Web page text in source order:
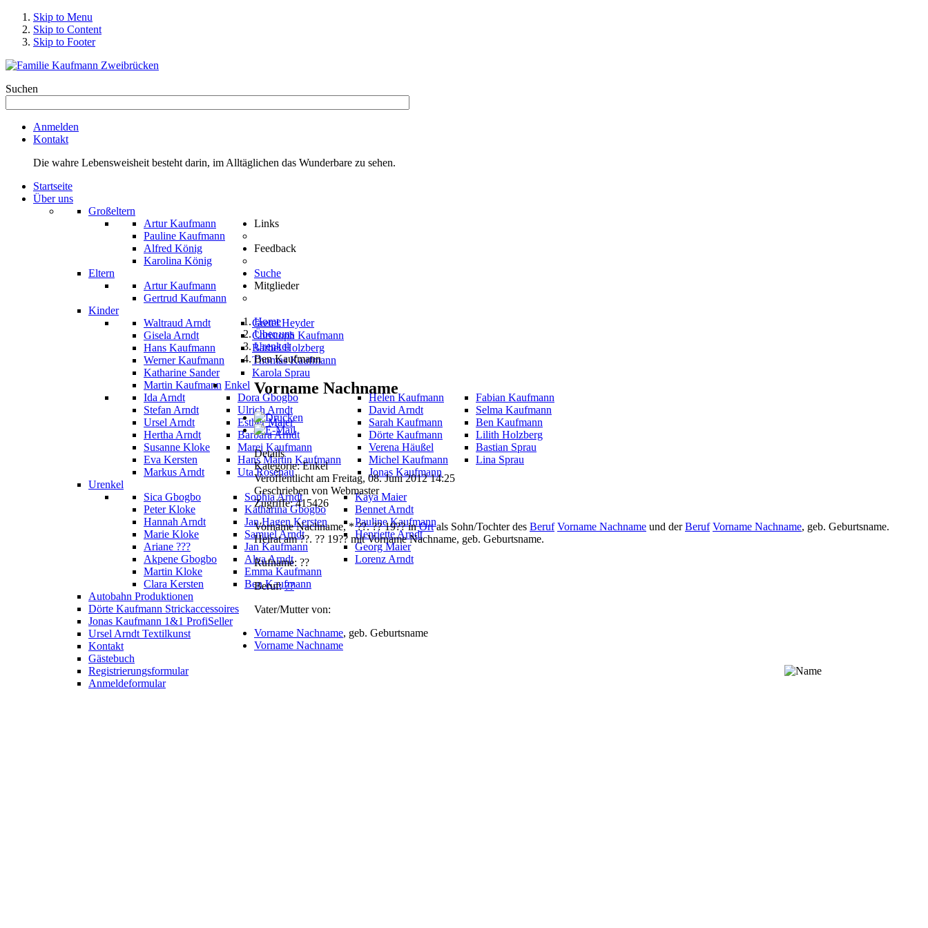
Skip to Menu
Skip to Content
Skip to Footer
Suchen
Anmelden
Kontakt
Die wahre Lebensweisheit besteht darin, im Alltäglichen das Wunderbare zu sehen.
Startseite
Über uns
Großeltern
Artur Kaufmann
Pauline Kaufmann
Alfred König
Karolina König
Eltern
Artur Kaufmann
Gertrud Kaufmann
Kinder
Waltraud Arndt
Gisela Arndt
Hans Kaufmann
Werner Kaufmann
Katharine Sander
Martin Kaufmann
Gretel Heyder
Christoph Kaufmann
Bärbel Holzberg
Thomas Kaufmann
Karola Sprau
Enkel
Ida Arndt
Stefan Arndt
Ursel Arndt
Hertha Arndt
Susanne Kloke
Eva Kersten
Markus Arndt
Dora Gbogbo
Ulrich Arndt
Esther Maier
Barbara Arndt
Marei Kaufmann
Hans Martin Kaufmann
Uta Rosenau
Helen Kaufmann
David Arndt
Sarah Kaufmann
Dörte Kaufmann
Verena Häußel
Michel Kaufmann
Jonas Kaufmann
Fabian Kaufmann
Selma Kaufmann
Ben Kaufmann
Lilith Holzberg
Bastian Sprau
Lina Sprau
Urenkel
Sica Gbogbo
Peter Kloke
Hannah Arndt
Marie Kloke
Ariane ???
Akpene Gbogbo
Martin Kloke
Clara Kersten
Sophia Arndt
Katharina Gbogbo
Jan Hagen Kersten
Samuel Arndt
Jan Kaufmann
Alva Arndt
Emma Kaufmann
Ben Kaufmann
Kaya Maier
Bennet Arndt
Pauline Kaufmann
Henriette Arndt
Georg Maier
Lorenz Arndt
Links
Autobahn Produktionen
Dörte Kaufmann Strickaccessoires
Jonas Kaufmann 1&1 ProfiSeller
Ursel Arndt Textilkunst
Feedback
Kontakt
Gästebuch
Suche
Mitglieder
Registrierungsformular
Anmeldeformular
Home
Über uns
Urenkel
Ben Kaufmann
Vorname Nachname
Details
Kategorie: Enkel
Veröffentlicht am Freitag, 08. Juni 2012 14:25
Geschrieben von Webmaster
Zugriffe: 415426
Vorname Nachname, * ??. ?? 19?? inOrtals Sohn/Tochter des Beruf Vorname Nachname und derBeruf Vorname Nachname, geb. Geburtsname.
Heirat am ??. ?? 19?? mit Vorname Nachname, geb. Geburtsname.
Rufname: ??
Beruf:??
Vater/Mutter von:
Vorname Nachname, geb. Geburtsname
Vorname Nachname